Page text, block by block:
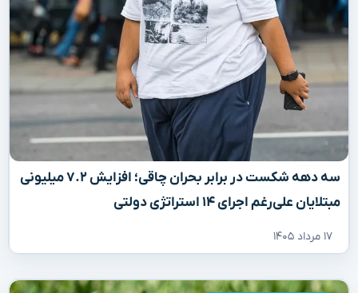
سه دهه شکست در برابر بحران چاقی؛ افزایش ۷.۲ میلیونی
مبتلایان علی‌رغم اجرای ۱۴ استراتژی دولتی
۱۷ مرداد ۱۴۰۵